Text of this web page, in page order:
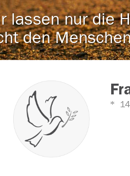
lassen nur die
den